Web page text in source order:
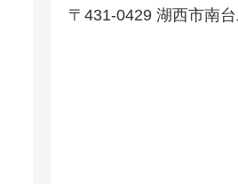
〒431-0429 湖西市南